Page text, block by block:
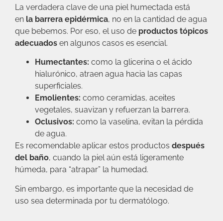
La verdadera clave de una piel humectada está
en la barrera epidérmica, no en la cantidad de agua
que bebemos. Por eso, el uso de productos tópicos
adecuados en algunos casos es esencial.
Humectantes: como la glicerina o el ácido
hialurónico, atraen agua hacia las capas
superficiales.
Emolientes: como ceramidas, aceites
vegetales, suavizan y refuerzan la barrera.
Oclusivos: como la vaselina, evitan la pérdida
de agua.
Es recomendable aplicar estos productos después
del baño, cuando la piel aún está ligeramente
húmeda, para “atrapar” la humedad.
Sin embargo, es importante que la necesidad de
uso sea determinada por tu dermatólogo.